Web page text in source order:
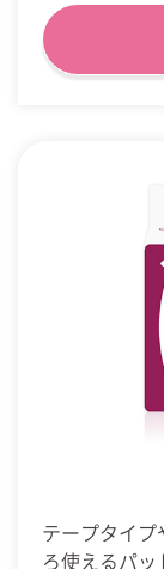
テープタイ
ろ使えるパッ